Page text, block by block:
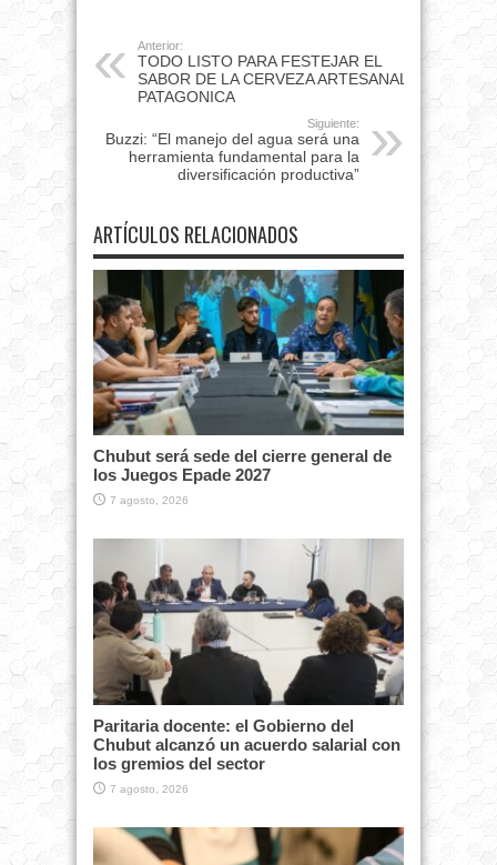
Anterior:
TODO LISTO PARA FESTEJAR EL
SABOR DE LA CERVEZA ARTESANAL
PATAGONICA
Siguiente:
Buzzi: “El manejo del agua será una
herramienta fundamental para la
diversificación productiva”
ARTÍCULOS RELACIONADOS
Chubut será sede del cierre general de
los Juegos Epade 2027
7 agosto, 2026
Paritaria docente: el Gobierno del
Chubut alcanzó un acuerdo salarial con
los gremios del sector
7 agosto, 2026